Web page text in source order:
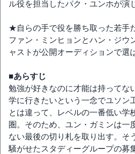
ル役を担当したパク・ユンホが演
★自らの手で役を勝ち取った若手
ファン・ミンヒョンとハン・ジウ
ャストが公開オーディションで選
■あらすじ
勉強が好きなのに才能は持ってな
学に行きたいという一念でユソン
とは違って、レベルの一番低い学
圏。そのため、ユン・ガミンは一
ない最後の切り札を取り出す。そ
騒がせたスタディーグループの募